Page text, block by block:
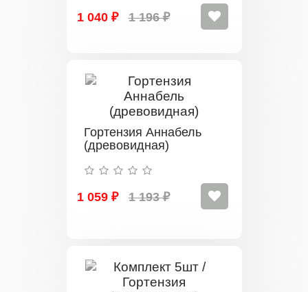
1 040 ₽
1 196 ₽
Гортензия Аннабель
(древовидная)
1 059 ₽ 1 193 ₽